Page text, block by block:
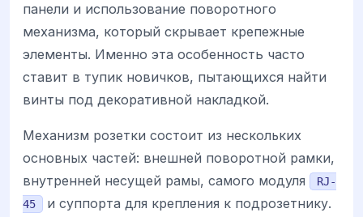
панели и использование поворотного
механизма, который скрывает крепежные
элементы. Именно эта особенность часто
ставит в тупик новичков, пытающихся найти
винты под декоративной накладкой.
Механизм розетки состоит из нескольких
основных частей: внешней поворотной рамки,
внутренней несущей рамы, самого модуля
RJ-
45
и суппорта для крепления к подрозетнику.